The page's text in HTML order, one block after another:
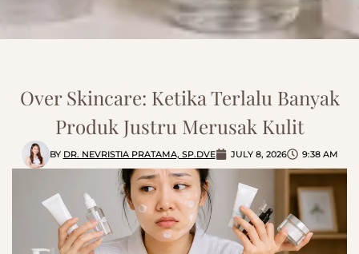
Over Skincare: Ketika Terlalu Banyak
Produk Justru Merusak Kulit
BY DR. NEVRISTIA PRATAMA, SP.DVE JULY 8, 2026 9:38 AM